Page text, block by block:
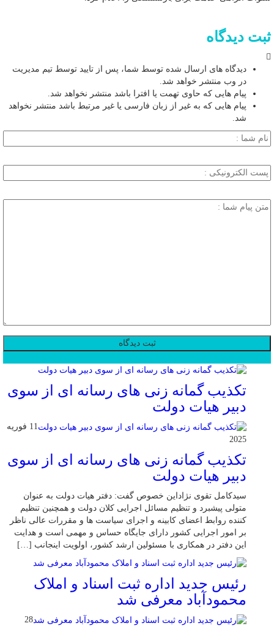
ثبت دیدگاه
دیدگاه های ارسال شده توسط شما، پس از تایید توسط تیم مدیریت
در وب منتشر خواهد شد.
پیام هایی که حاوی تهمت یا افترا باشد منتشر نخواهد شد.
پیام هایی که به غیر از زبان فارسی یا غیر مرتبط باشد منتشر نخواهد
شد.
تکذیب گمانه زنی های رسانه ای از سوی
دبیر هیات دولت
11 فوریه
2025
تکذیب گمانه زنی های رسانه ای از سوی
دبیر هیات دولت
سیدکامل تقوی نژاداین خصوص گفت: دفتر هیات دولت به عنوان
متولی پیشبرد و تنظیم مسائل اجرایی کلان دولت و همچنین تنظیم
کننده روابط اعضای کابینه و اجرای سیاست ها و مقررات عالی ناظر
بر امور اجرایی کشور دارای جایگاه حساس و مهمی است و هدایت
این دفتر در همکاری با مسئولین ارشد کشور، اولویت اینجانب […]
رئیس جدید اداره ثبت اسناد و املاک
محمودآباد معرفی شد
28